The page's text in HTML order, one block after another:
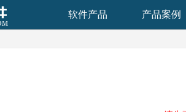
软件产品 产品案例